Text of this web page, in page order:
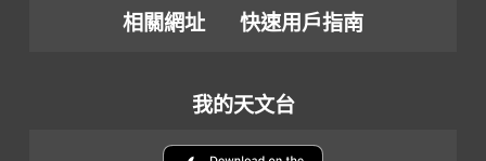
相關網址
快速用戶指南
我的天文台